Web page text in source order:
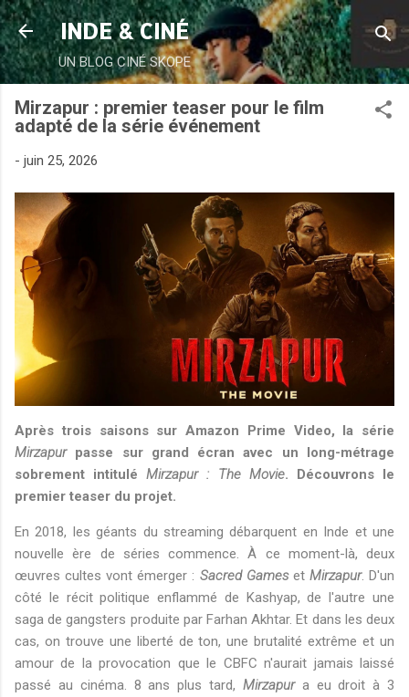
Accéder au contenu principal
INDE & CINÉ
UN BLOG CINÉ SKOPE
Mirzapur : premier teaser pour le film
adapté de la série événement
- juin 25, 2026
Après trois saisons sur Amazon Prime Video, la série
Mirzapurpasse sur grand écran avec un long-métrage
sobrement intituléMirzapur : The Movie. Découvrons le
premier teaser du projet.
En 2018, les géants du streaming débarquent en Inde et une
nouvelle ère de séries commence. À ce moment-là, deux
œuvres cultes vont émerger : Sacred Gameset Mirzapur. D'un
côté le récit politique enflammé de Kashyap, de l'autre une
saga de gangsters produite par Farhan Akhtar. Et dans les deux
cas, on trouve une liberté de ton, une brutalité extrême et un
amour de la provocation que le CBFC n'aurait jamais laissé
passé au cinéma. 8 ans plus tard, Mirzapura eu droit à 3